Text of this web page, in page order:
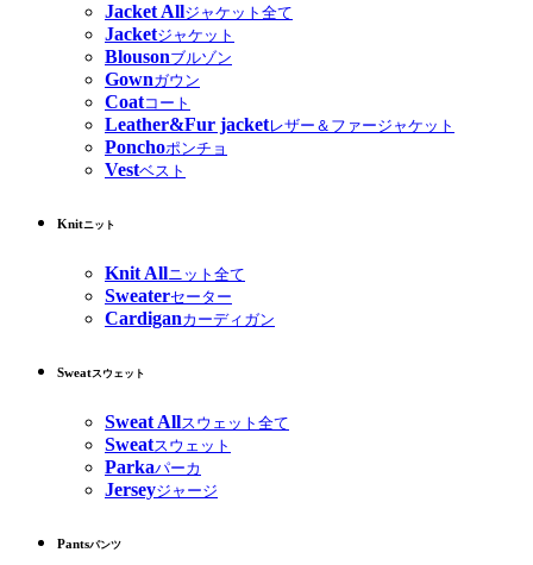
Jacket Allジャケット全て
Jacketジャケット
Blousonブルゾン
Gownガウン
Coatコート
Leather&Fur jacketレザー＆ファージャケット
Ponchoポンチョ
Vestベスト
Knitニット
Knit Allニット全て
Sweaterセーター
Cardiganカーディガン
Sweatスウェット
Sweat Allスウェット全て
Sweatスウェット
Parkaパーカ
Jerseyジャージ
Pantsパンツ